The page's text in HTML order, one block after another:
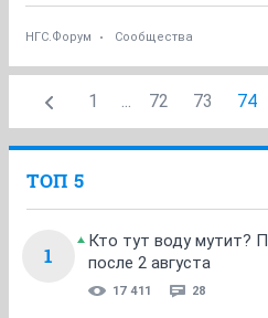
НГС.Форум Сообщества
1 ... 72 73 74
ТОП 5
1
Кто тут воду мутит?
после 2 августа
17 411 28